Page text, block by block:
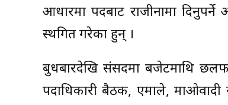
आधारमा पदबाट राजीनामा
स्थगित गरेका हुन् ।
बुधबारदेखि संसदमा बजेटमाथि
पदाधिकारी बैठक, एमाले,